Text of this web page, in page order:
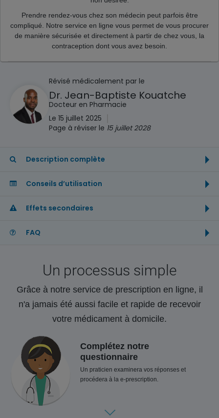
Prendre rendez-vous chez son médecin peut parfois être
compliqué. Notre service en ligne vous permet de vous procurer
de manière sécurisée et directement à partir de chez vous, la
contraception dont vous avez besoin.
Révisé médicalement par le
Dr. Jean-Baptiste Kouatche
Docteur en Pharmacie
Le 15 juillet 2025
Page à réviser le 15 juillet 2028
Description complète
Conseils d’utilisation
Effets secondaires
FAQ
Un processus simple
Grâce à notre service de prescription en ligne, il
n'a jamais été aussi facile et rapide de recevoir
votre médicament à domicile.
Complétez notre
questionnaire
Un praticien examinera vos réponses et
procédera à la e-prescription.